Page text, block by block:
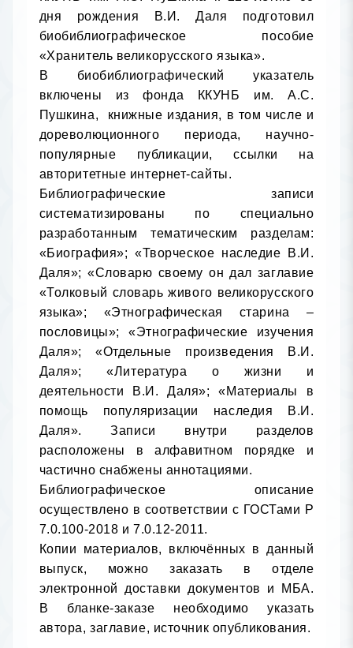
дня рождения В.И. Даля подготовил
биобиблиографическое пособие
«Хранитель великорусского языка».
В биобиблиографический указатель
включены из фонда ККУНБ им. А.С.
Пушкина,  книжные издания, в том числе и
дореволюционного периода, научно-
популярные публикации, ссылки на
авторитетные интернет-сайты.
Библиографические записи
систематизированы по специально
разработанным тематическим разделам:
«Биография»; «Творческое наследие В.И.
Даля»; «Словарю своему он дал заглавие
«Толковый словарь живого великорусского
языка»; «Этнографическая старина –
пословицы»; «Этнографические изучения
Даля»; «Отдельные произведения В.И.
Даля»; «Литература о жизни и
деятельности В.И. Даля»; «Материалы в
помощь популяризации наследия В.И.
Даля». Записи внутри разделов
расположены в алфавитном порядке и
частично снабжены аннотациями.
Библиографическое описание
осуществлено в соответствии с ГОСТами Р
7.0.100-2018 и 7.0.12-2011.
Копии материалов, включённых в данный
выпуск, можно заказать в отделе
электронной доставки документов и МБА.
В бланке-заказе необходимо указать
автора, заглавие, источник опубликования.